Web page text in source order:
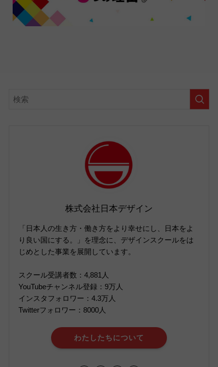
株式会社日本デザイン
「日本人の生き方・働き方をより幸せにし、日本をよ
り良い国にする。」を理念に、デザインスクールをは
じめとした事業を展開しています。
スクール受講者数：4,881人
YouTubeチャンネル登録：9万人
インスタフォロワー：4.3万人
Twitterフォロワー：8000人
わたしたちについて